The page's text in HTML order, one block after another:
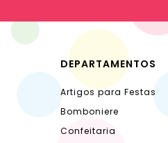
DEPARTAMENTOS
Artigos para Festas
Bomboniere
Confeitaria